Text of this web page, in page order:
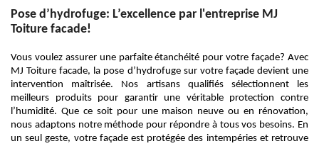
Pose d’hydrofuge: L’excellence par l'entreprise MJ
Toiture facade!
Vous voulez assurer une parfaite étanchéité pour votre façade? Avec
MJ Toiture facade, la pose d’hydrofuge sur votre façade devient une
intervention maîtrisée. Nos artisans qualifiés sélectionnent les
meilleurs produits pour garantir une véritable protection contre
l’humidité. Que ce soit pour une maison neuve ou en rénovation,
nous adaptons notre méthode pour répondre à tous vos besoins. En
un seul geste, votre façade est protégée des intempéries et retrouve